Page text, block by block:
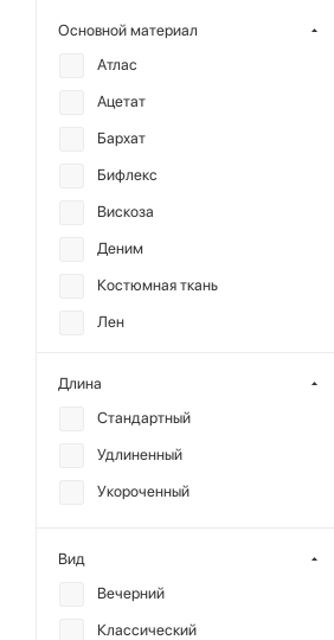
Основной материал
Атлас
Ацетат
Бархат
Бифлекс
Вискоза
Деним
Костюмная ткань
Лен
Полиэстер
Твид
Длина
Стандартный
Удлиненный
Укороченный
Вид
Вечерний
Классический